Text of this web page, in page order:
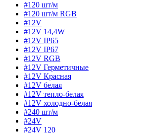
#120 шт/м
#120 шт/м RGB
#12V
#12V 14,4W
#12V IP65
#12V IP67
#12V RGB
#12V Герметичные
#12V Красная
#12V белая
#12V тепло-белая
#12V холодно-белая
#240 шт/м
#24V
#24V 120